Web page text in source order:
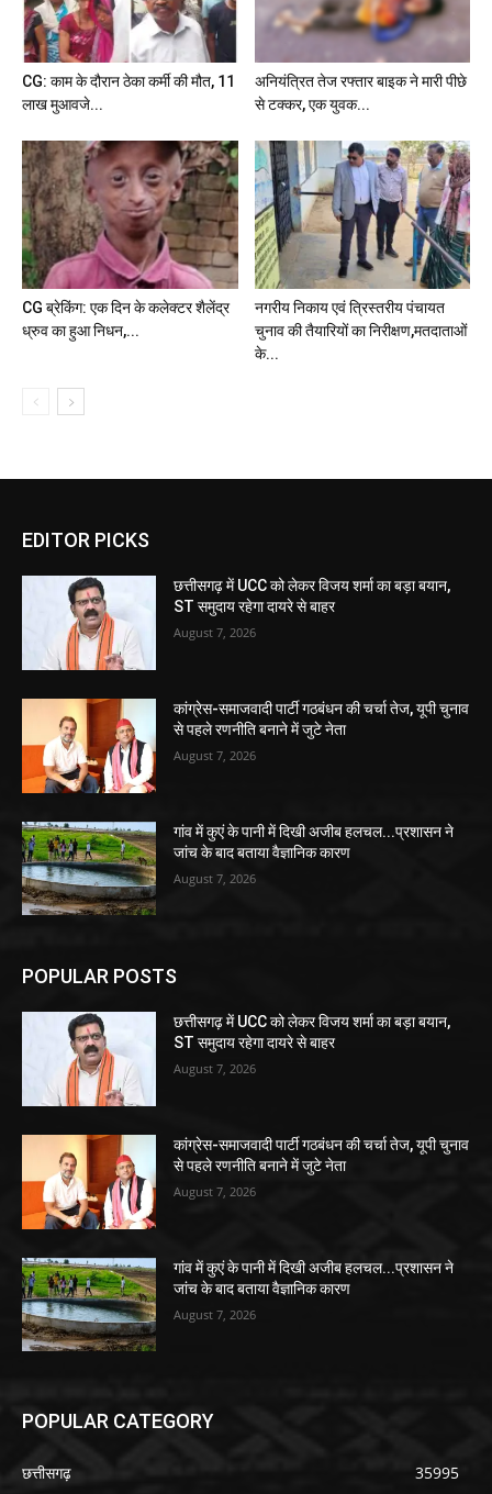
CG: काम के दौरान ठेका कर्मी की मौत, 11
लाख मुआवजे...
अनियंत्रित तेज रफ्तार बाइक ने मारी पीछे
से टक्कर, एक युवक...
CG ब्रेकिंग: एक दिन के कलेक्टर शैलेंद्र
ध्रुव का हुआ निधन,...
नगरीय निकाय एवं त्रिस्तरीय पंचायत
चुनाव की तैयारियों का निरीक्षण,मतदाताओं
के...
EDITOR PICKS
छत्तीसगढ़ में UCC को लेकर विजय शर्मा का बड़ा बयान,
ST समुदाय रहेगा दायरे से बाहर
August 7, 2026
कांग्रेस-समाजवादी पार्टी गठबंधन की चर्चा तेज, यूपी चुनाव
से पहले रणनीति बनाने में जुटे नेता
August 7, 2026
गांव में कुएं के पानी में दिखी अजीब हलचल...प्रशासन ने
जांच के बाद बताया वैज्ञानिक कारण
August 7, 2026
POPULAR POSTS
छत्तीसगढ़ में UCC को लेकर विजय शर्मा का बड़ा बयान,
ST समुदाय रहेगा दायरे से बाहर
August 7, 2026
कांग्रेस-समाजवादी पार्टी गठबंधन की चर्चा तेज, यूपी चुनाव
से पहले रणनीति बनाने में जुटे नेता
August 7, 2026
गांव में कुएं के पानी में दिखी अजीब हलचल...प्रशासन ने
जांच के बाद बताया वैज्ञानिक कारण
August 7, 2026
POPULAR CATEGORY
छत्तीसगढ़
35995